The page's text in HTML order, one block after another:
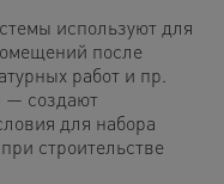
используют для
после
работ и пр.
— создают
для набора
строительстве